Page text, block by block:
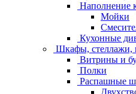
Наполнение
Мойки
Кухонные
Шкафы, стеллажи,
Витрины и
Полки
Распашные